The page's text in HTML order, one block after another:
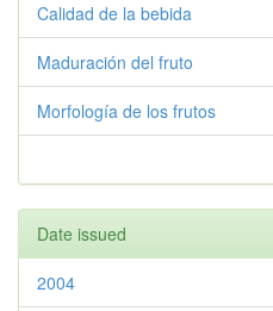
Calidad de la bebida
Maduración del fruto
Morfología de los frutos
Date issued
2004